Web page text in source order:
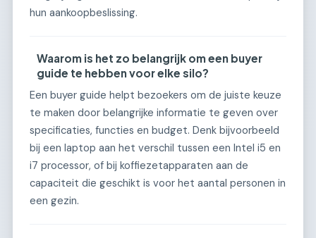
hun aankoopbeslissing.
Waarom is het zo belangrijk om een buyer
guide te hebben voor elke silo?
Een buyer guide helpt bezoekers om de juiste keuze
te maken door belangrijke informatie te geven over
specificaties, functies en budget. Denk bijvoorbeeld
bij een laptop aan het verschil tussen een Intel i5 en
i7 processor, of bij koffiezetapparaten aan de
capaciteit die geschikt is voor het aantal personen in
een gezin.